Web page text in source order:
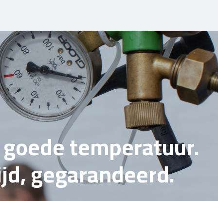
temperatuur.
gegarandeerd.